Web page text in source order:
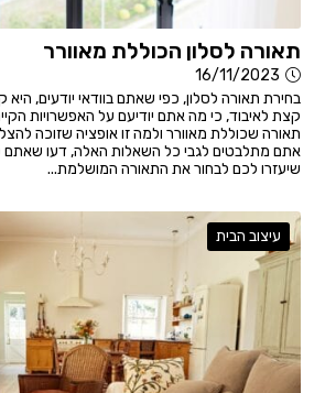
תאורה לסלון הכוללת מאוורר
16/11/2023
בחירת תאורה לסלון, כפי שאתם בוודאי יודעים,
קצת לאיבוד, כי מה אתם יודיעם על האפשרויות
תאורה שכוללת מאוורר ולמה זו אופציה שזוכה
אתם מתלבטים לגבי כל השאלות האלה, דעו שאתם
שיעזרו לכם לבחור את התאורה המושלמת...
עיצוב הבית